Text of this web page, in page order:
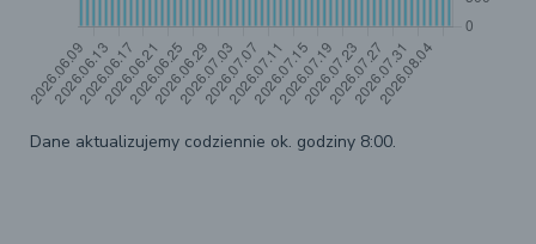
Dane aktualizujemy codziennie ok. godziny 8:00.